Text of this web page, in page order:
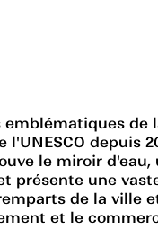
de
depuis
le miroir
présente une
de la
et le